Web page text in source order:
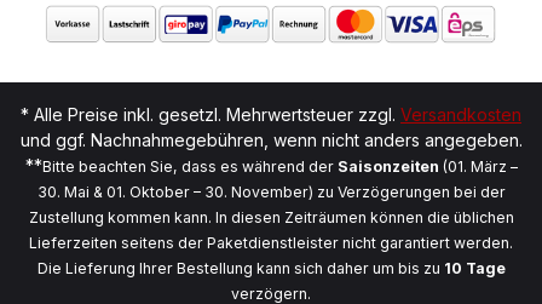
* Alle Preise inkl. gesetzl. Mehrwertsteuer zzgl. Versandkosten
und ggf. Nachnahmegebühren, wenn nicht anders angegeben.
**Bitte beachten Sie, dass es während der Saisonzeiten (01. März –
30. Mai & 01. Oktober – 30. November) zu Verzögerungen bei der
Zustellung kommen kann. In diesen Zeiträumen können die üblichen
Lieferzeiten seitens der Paketdienstleister nicht garantiert werden.
Die Lieferung Ihrer Bestellung kann sich daher um bis zu 10 Tage
verzögern.